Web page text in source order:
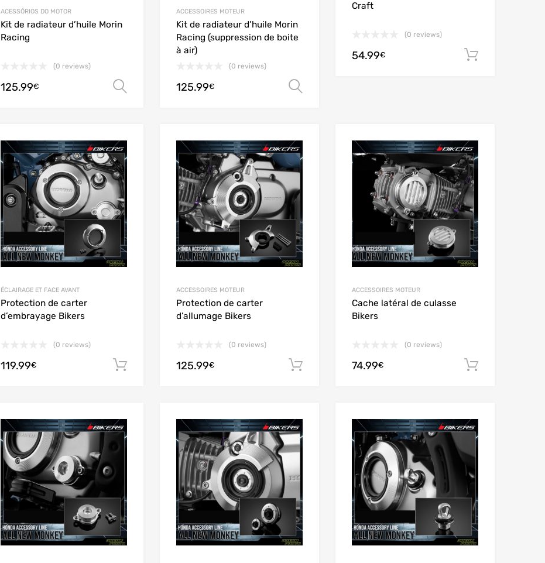
ACESSÓRIOS DO MOTOR
Kit de radiateur d’huile Morin
Racing
(0 reviews)
125.99€ Ver opções
ACCESSOIRES MOTEUR
Kit de radiateur d’huile Morin
Racing (suppression de boite
à air)
(0 reviews)
125.99€
Craft
(0 reviews)
54.99€
Add to Wishlist
Add to Compare
ÉCLAIRAGE ET FACE AVANT
Protection de carter
d’embrayage Bikers
(0 reviews)
119.99€ Adicionar
Add to Wishlist
Add to Compare
ACCESSOIRES MOTEUR
Protection de carter
d’allumage Bikers
(0 reviews)
125.99€ Adicionar
ACCESSOIRES MOTEUR
Cache latéral de culasse
Bikers
(0 reviews)
74.99€
Add to Wishlist
Add to Compare
Add to Wishlist
Add to Compare